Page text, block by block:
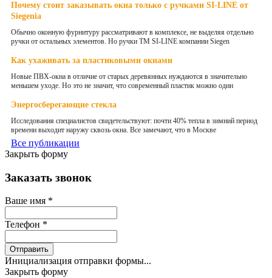
Почему стоит заказывать окна только с ручками SI-LINE от
Siegenia
Обычно оконную фурнитуру рассматривают в комплексе, не выделяя отдельно
ручки от остальных элементов. Но ручки ТМ SI-LINE компании Siegen
Как ухаживать за пластиковыми окнами
Новые ПВХ-окна в отличие от старых деревянных нуждаются в значительно
меньшем уходе. Но это не значит, что современный пластик можно один
Энергосберегающие стекла
Исследования специалистов свидетельствуют: почти 40% тепла в зимний период
времени выходит наружу сквозь окна. Все замечают, что в Москве
Все публикации
Закрыть форму
Заказать звонок
Ваше имя *
Телефон *
Отправить
Инициализация отправки формы...
Закрыть форму